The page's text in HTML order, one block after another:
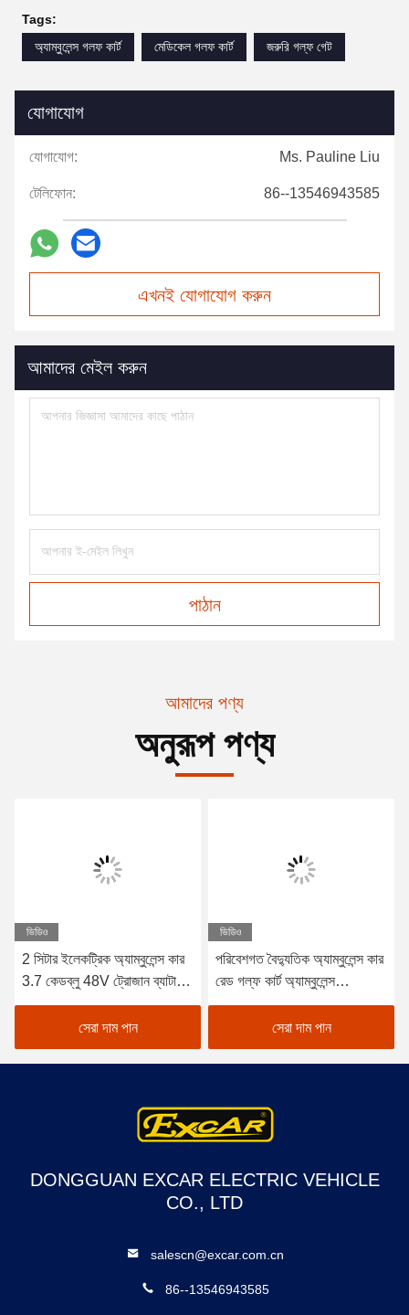
Tags:
অ্যাম্বুলেন্স গলফ কার্ট
মেডিকেল গলফ কার্ট জরুরি গল্ফ গেট
যোগাযোগ
যোগাযোগ: Ms. Pauline Liu
টেলিফোন: 86--13546943585
এখনই যোগাযোগ করুন
আমাদের মেইল করুন
পাঠান
আমাদের পণ্য
অনুরূপ পণ্য
ভিডিও
2 সিটার ইলেকট্রিক অ্যাম্বুলেন্স কার
3.7 কেডব্লু 48V ট্রোজান ব্যাটারি
কার্বো বাক্স দিয়ে
সেরা দাম পান
ভিডিও
পরিবেশগত বৈদ্যুতিক অ্যাম্বুলেন্স কার
রেড গল্ফ কার্ট অ্যাম্বুলেন্স
হাসপাতালের জন্য
সেরা দাম পান
DONGGUAN EXCAR ELECTRIC VEHICLE
CO., LTD
salescn@excar.com.cn
86--13546943585